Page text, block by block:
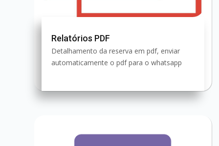
Relatórios PDF
Detalhamento da reserva em pdf, enviar
automaticamente o pdf para o whatsapp